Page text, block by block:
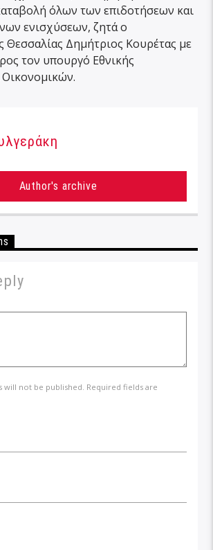
όλων των επιδοτήσεων και
ενισχύσεων, ζητά ο
Θεσσαλίας Δημήτριος Κουρέτας με
τον υπουργό Εθνικής
Οικονομικών.
Author's archive
will not be published. Required fields are